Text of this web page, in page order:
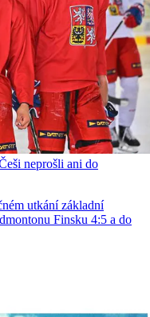
neprošli ani do
utkání základní
Finsku 4:5 a do